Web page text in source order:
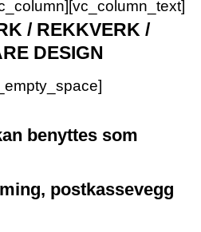
/ REKKVERK /
DESIGN
benyttes som
postkassevegg